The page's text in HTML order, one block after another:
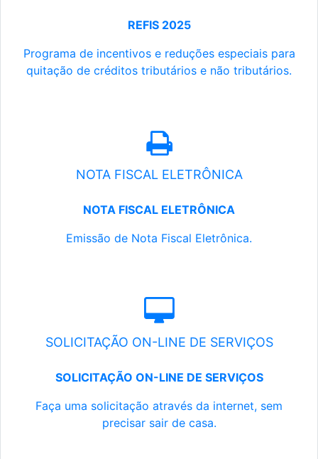
REFIS 2025
Programa de incentivos e reduções especiais para
quitação de créditos tributários e não tributários.
NOTA FISCAL ELETRÔNICA
NOTA FISCAL ELETRÔNICA
Emissão de Nota Fiscal Eletrônica.
SOLICITAÇÃO ON-LINE DE SERVIÇOS
SOLICITAÇÃO ON-LINE DE SERVIÇOS
Faça uma solicitação através da internet, sem
precisar sair de casa.